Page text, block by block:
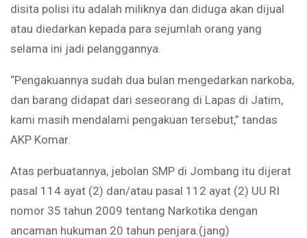
disita polisi itu adalah miliknya dan diduga akan dijual
atau diedarkan kepada para sejumlah orang yang
selama ini jadi pelanggannya.
“Pengakuannya sudah dua bulan mengedarkan narkoba,
dan barang didapat dari seseorang di Lapas di Jatim,
kami masih mendalami pengakuan tersebut,” tandas
AKP Komar.
Atas perbuatannya, jebolan SMP di Jombang itu dijerat
pasal 114 ayat (2) dan/atau pasal 112 ayat (2) UU RI
nomor 35 tahun 2009 tentang Narkotika dengan
ancaman hukuman 20 tahun penjara.(jang)